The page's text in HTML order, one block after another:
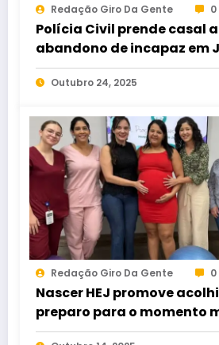
Redação Giro Da Gente 0
Polícia Civil prende casal
abandono de incapaz em
Outubro 24, 2025
Redação Giro Da Gente 0
Nascer HEJ promove
preparo para o momento
esperado da maternidade